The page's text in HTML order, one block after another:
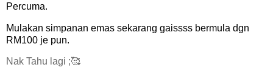
Percuma.
Mulakan simpanan emas sekarang gaissss bermula dgn
RM100 je pun.
Nak Tahu lagi ;🥰